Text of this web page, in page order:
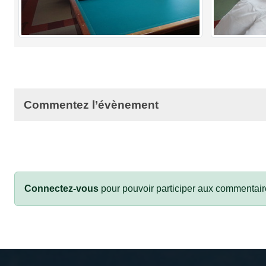
Commentez l’évènement
Connectez-vous pour pouvoir participer aux